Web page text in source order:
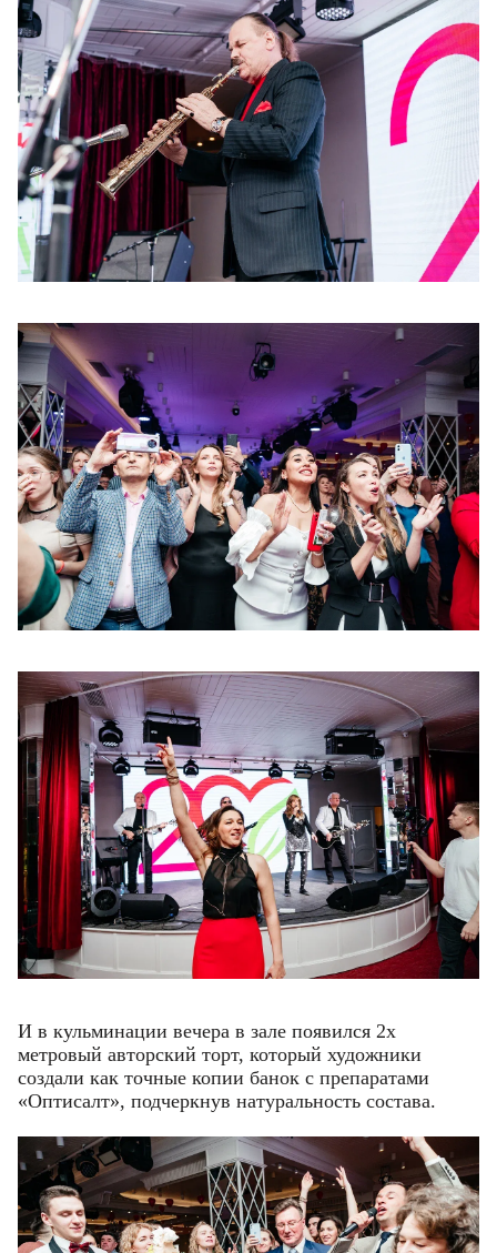
И в кульминации вечера в зале появился 2х
метровый авторский торт, который художники
создали как точные копии банок с препаратами
«Оптисалт», подчеркнув натуральность состава.